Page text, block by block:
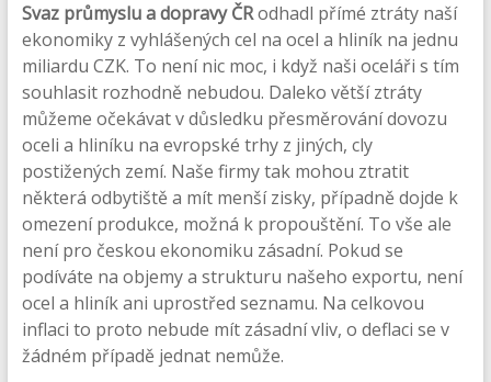
Svaz průmyslu a dopravy ČRodhadl přímé ztráty naší
ekonomiky z vyhlášených cel na ocel a hliník na jednu
miliardu CZK. To není nic moc, i když naši oceláři s tím
souhlasit rozhodně nebudou. Daleko větší ztráty
můžeme očekávat v důsledku přesměrování dovozu
oceli a hliníku na evropské trhy z jiných, cly
postižených zemí. Naše firmy tak mohou ztratit
některá odbytiště a mít menší zisky, případně dojde k
omezení produkce, možná k propouštění. To vše ale
není pro českou ekonomiku zásadní. Pokud se
podíváte na objemy a strukturu našeho exportu, není
ocel a hliník ani uprostřed seznamu. Na celkovou
inflaci to proto nebude mít zásadní vliv, o deflaci se v
žádném případě jednat nemůže.